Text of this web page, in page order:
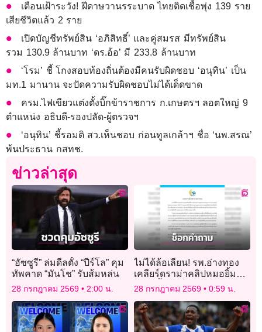
เตือนเฝ้าระวัง! ฝีดาษวานรระบาด ไทยติดเชื้อพุ่ง 139 ราย
เสียชีวิตแล้ว 2 ราย
เปิดบัญชีทรัพย์สิน ‘อภิสิทธิ์’ และคู่สมรส มีทรัพย์สิน
รวม 130.9 ล้านบาท ‘ดร.อ้อ’ มี 233.8 ล้านบาท
‘โรม’ ชี้ โกงสอบท้องถิ่นต้องมีคนรับผิดชอบ ‘อนุทิน’ เป็น
มท.1 มานาน จะปัดความรับผิดชอบไม่ได้เด็ดขาด
ครม.ไฟเขียวแต่งตั้งบิ๊กข้าราชการ ก.เกษตรฯ ลอตใหญ่ 9
ตำแหน่ง อธิบดี-รองปลัด-ผู้ตรวจฯ
‘อนุทิน’ ชี้รอมติ สว.เห็นชอบ ก่อนทูลเกล้าฯ ชื่อ ‘นพ.สรณ’
พ้นประธาน กสทช.
ข่าวล่าสุด
“อัซซูรี” ล่มดีลตั้ง “ปีร์โล” คุม
ทัพคาด “มันโช” รับส้มหล่น
28 กรกฎาคม 2569 2:00 น.
ไม่ได้ล้อเลียน! รพ.อ่างทอง
เคลียร์ดราม่าคลิปหมอยิ้ม
แถลงย้ำแค่ช็อกคำถามนัก
28 กรกฎาคม 2569 0:59 น.